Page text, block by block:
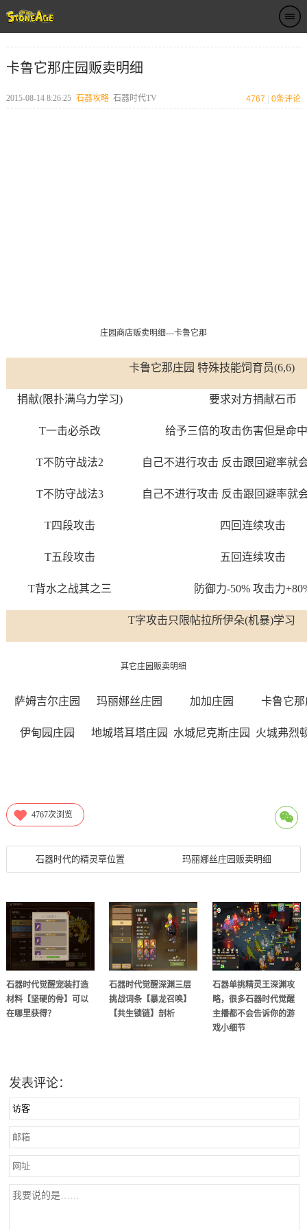
卡鲁它那庄园贩卖明细
2015-08-14 8:26:25 石器攻略 石器时代TV 4767 0条评论
庄园商店贩卖明细---卡鲁它那
卡鲁它那庄园 特殊技能饲育员(6,6)
捐献(限扑满乌力学习) 要求对方捐献石币
T一击必杀改 给予三倍的攻击伤害但是命
T不防守战法2 自己不进行攻击 反击跟回避率就
T不防守战法3 自己不进行攻击 反击跟回避率就
T四段攻击 四回连续攻击
T五段攻击 五回连续攻击
T背水之战其之三 防御力-50% 攻击力
T字攻击只限帖拉所伊朵(机暴)学习
其它庄园贩卖明细
萨姆吉尔庄园 玛丽娜丝庄园 加加庄园 卡鲁它
伊甸园庄园 地城塔耳塔庄园 水城尼克斯庄园 火城弗烈
4767次浏览
石器时代的精灵草位置 玛丽娜丝庄园贩卖明细
石器时代觉醒宠装打造
材料【坚硬的骨】可以
在哪里获得？
石器时代觉醒深渊三层
挑战词条【暴龙召唤】
【共生锁链】剖析
石器单挑精灵王深渊攻
略，很多石器时代觉醒
主播都不会告诉你的游
戏小细节
发表评论：